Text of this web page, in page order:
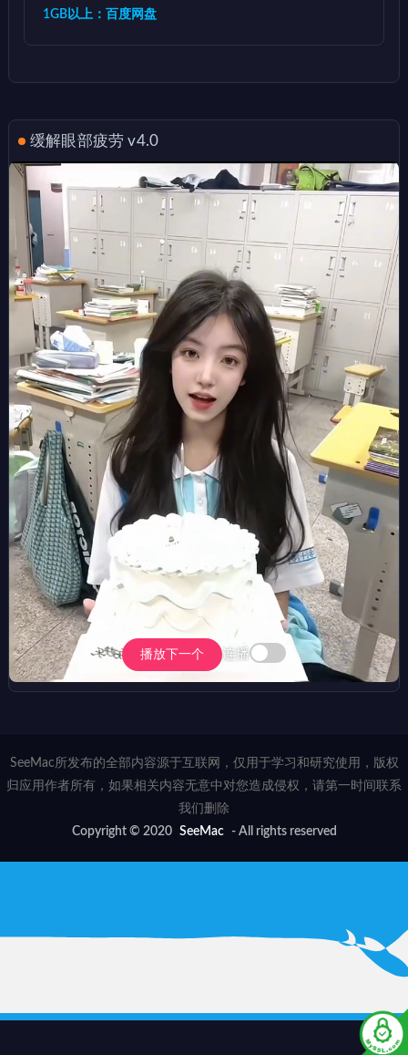
1GB以上：百度网盘
缓解眼部疲劳 v4.0
播放下一个 连播
SeeMac所发布的全部内容源于互联网，仅用于学习和研究使用，版权
归应用作者所有，如果相关内容无意中对您造成侵权，请第一时间联系
我们删除
Copyright © 2020 SeeMac - All rights reserved